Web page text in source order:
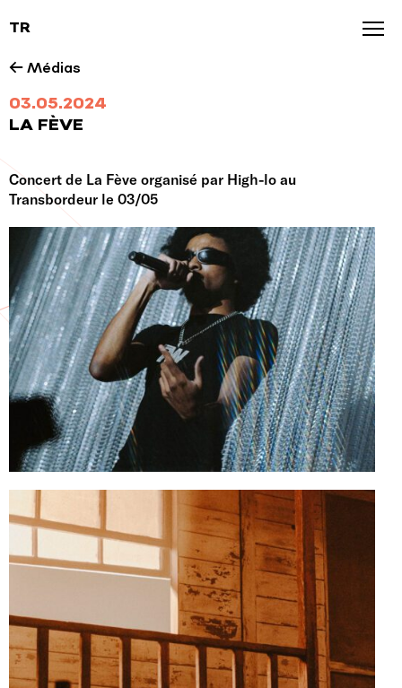
TR
Agenda
News
← Médias
03.05.2024
LA FÈVE
Concert de La Fève organisé par High-lo au
Transbordeur le 03/05